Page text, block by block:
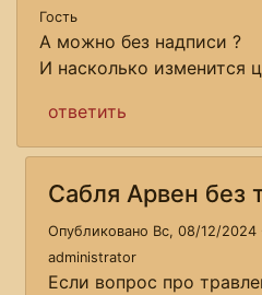
Гость
А можно без надписи ?
И насколько изменится
ответить
Сабля Арвен без
Опубликовано Вс, 08/12/2024
administrator
Если вопрос про